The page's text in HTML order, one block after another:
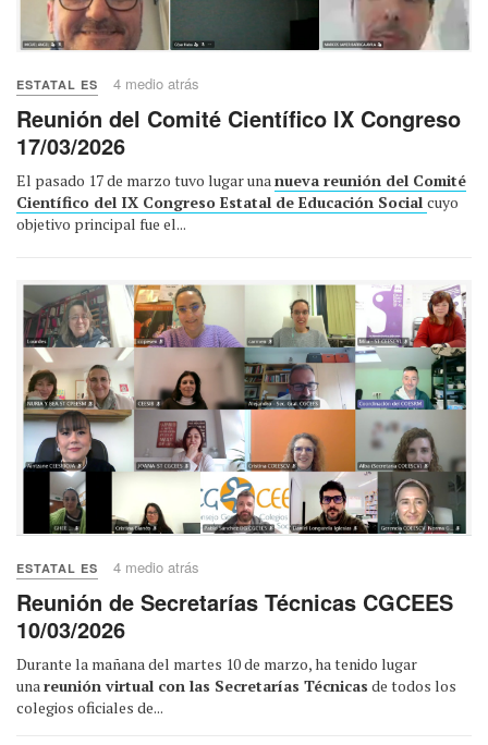
ESTATAL ES 4 medio atrás
Reunión del Comité Científico IX Congreso
17/03/2026
El pasado 17 de marzo tuvo lugar unanueva reunión del Comité
Científico del IX Congreso Estatal de Educación Social cuyo
objetivo principal fue el...
ESTATAL ES 4 medio atrás
Reunión de Secretarías Técnicas CGCEES
10/03/2026
Durante la mañana del martes 10 de marzo, ha tenido lugar
unareunión virtual con las Secretarías Técnicas de todos los
colegios oficiales de...